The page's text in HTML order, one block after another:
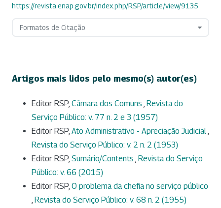
https://revista.enap.gov.br/index.php/RSP/article/view/9135
Formatos de Citação
Artigos mais lidos pelo mesmo(s) autor(es)
Editor RSP, Câmara dos Comuns , Revista do
Serviço Público: v. 77 n. 2 e 3 (1957)
Editor RSP, Ato Administrativo - Apreciação Judicial,
Revista do Serviço Público: v. 2 n. 2 (1953)
Editor RSP, Sumário/Contents , Revista do Serviço
Público: v. 66 (2015)
Editor RSP, O problema da chefia no serviço público
, Revista do Serviço Público: v. 68 n. 2 (1955)